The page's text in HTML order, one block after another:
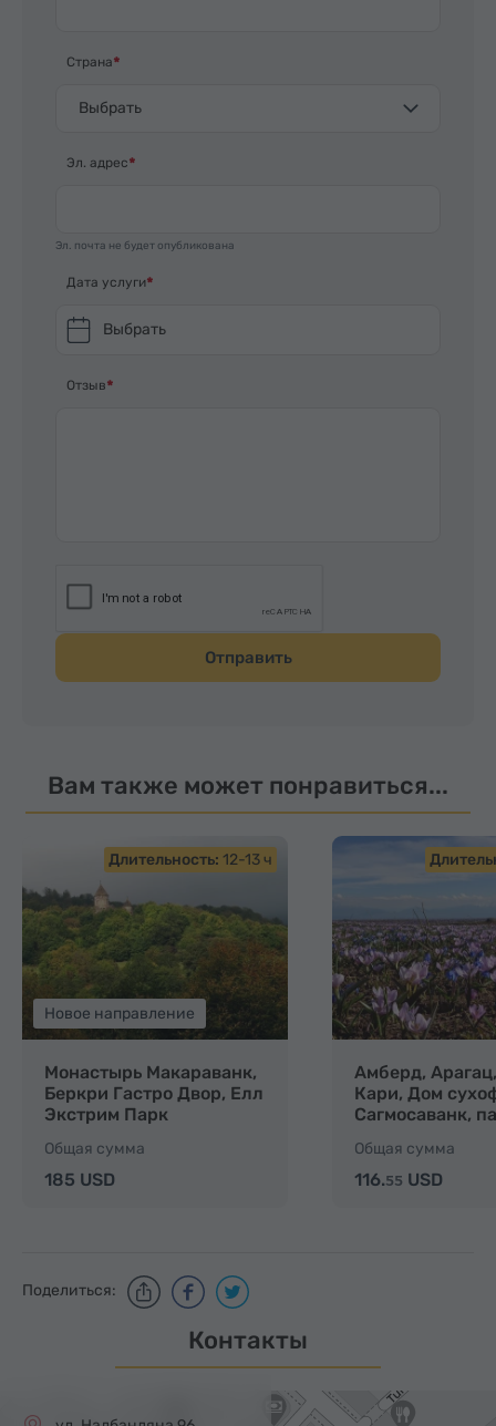
Страна
Выбрать
Эл. адрес
Эл. почта не будет опубликована
Дата услуги
Выбрать
Отзыв
Отправить
Вам также может понравиться...
Длительность: 12-13 ч
Новое направление
Монастырь Макараванк,
Беркри Гастро Двор, Елл
Экстрим Парк
Общая сумма
185 USD
Амберд,
Кари, Дом
Сагмосаванк,
Общая сумма
116.55 USD
Поделиться:
Контакты